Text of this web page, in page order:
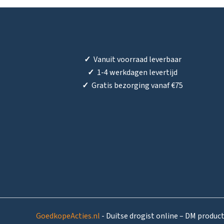
✓ Vanuit voorraad leverbaar
✓ 1-4 werkdagen levertijd
✓ Gratis bezorging vanaf €75
GoedkopeActies.nl - Duitse drogist online – DM